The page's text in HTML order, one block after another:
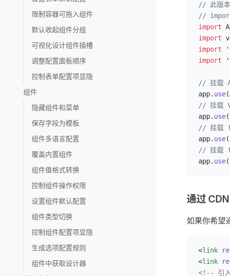
限制容器可拖入组件
默认收起组件分组
可视化设计组件插槽
调整配置面板顺序
控制表单配置项显隐
组件
隐藏组件和菜单
保存字段为模板
组件多语言配置
覆盖内置组件
组件值格式转换
控制组件操作权限
设置组件默认配置
组件类型切换
控制组件配置项显隐
生成选项配置规则
组件中获取设计器
// 此版本
//
import
import
import
import
// 挂载
app. use
// 挂载
app. use
// 挂载
app. use
// 挂载
app. use
通过
如果你希望
<link
<link
<!-- 引